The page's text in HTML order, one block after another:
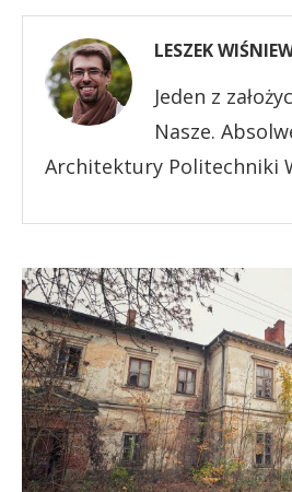
LESZEK
Jeden z
Nasze.
Architektury Politechniki